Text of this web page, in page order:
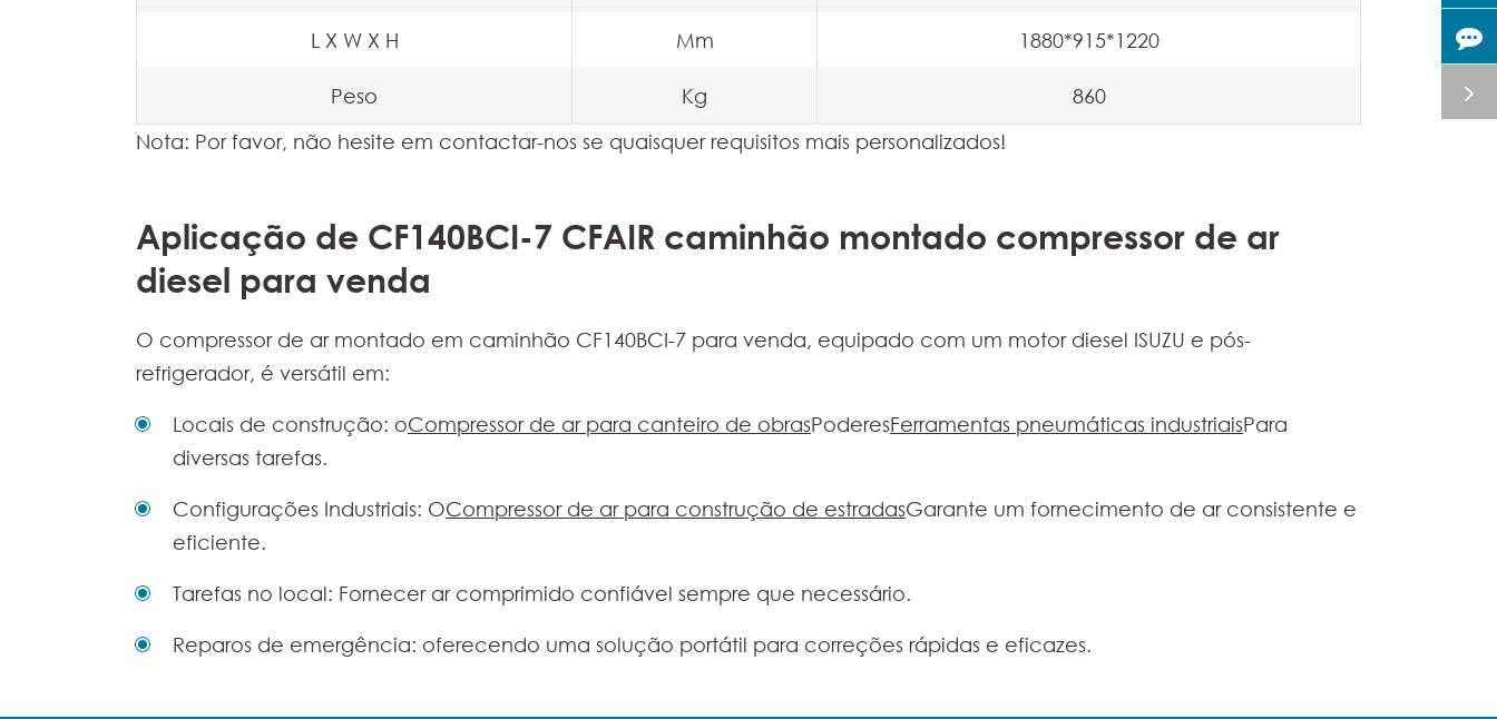
L X W X H Mm 1880*915*1220
Peso Kg
860
Nota: Por favor, não hesite em contactar-nos se quaisquer requisitos mais personalizados!
Aplicação de CF140BCI-7 CFAIR caminhão montado compressor de ar
diesel para venda
O compressor de ar montado em caminhão CF140BCI-7 para venda, equipado com um motor diesel ISUZU e pós-
refrigerador, é versátil em:
Locais de construção: oCompressor de ar para canteiro de obrasPoderesFerramentas pneumáticas industriaisPara
diversas tarefas.
Configurações Industriais: OCompressor de ar para construção de estradasGarante um fornecimento de ar consistente e
eficiente.
Tarefas no local: Fornecer ar comprimido confiável sempre que necessário.
Reparos de emergência: oferecendo uma solução portátil para correções rápidas e eficazes.